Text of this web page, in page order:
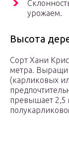
урожаем.
Высота
Сорт Хани
метра.
(карликовых
превышает 2,5